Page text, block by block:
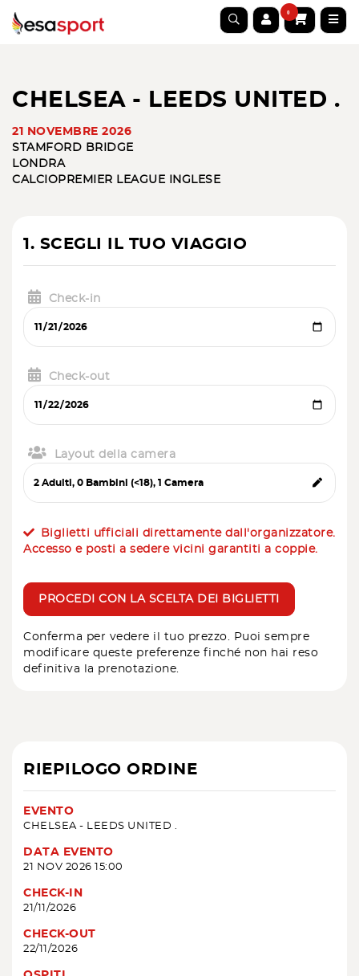
0
CHELSEA - LEEDS UNITED .
21 NOVEMBRE 2026
STAMFORD BRIDGE
LONDRA
CALCIO PREMIER LEAGUE INGLESE
1. SCEGLI IL TUO VIAGGIO
Check-in
Check-out
Layout della camera
Biglietti ufficiali direttamente dall'organizzatore.
Accesso e posti a sedere vicini garantiti a coppie.
PROCEDI CON LA SCELTA DEI BIGLIETTI
Conferma per vedere il tuo prezzo. Puoi sempre
modificare queste preferenze finché non hai reso
definitiva la prenotazione.
RIEPILOGO ORDINE
EVENTO
CHELSEA - LEEDS UNITED .
DATA EVENTO
21 NOV 2026 15:00
CHECK-IN
21/11/2026
CHECK-OUT
22/11/2026